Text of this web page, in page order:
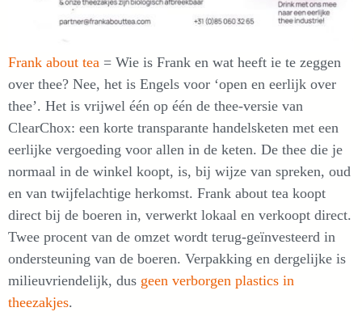
Frank about tea = Wie is Frank en wat heeft ie te zeggen
over thee? Nee, het is Engels voor ‘open en eerlijk over
thee’. Het is vrijwel één op één de thee-versie van
ClearChox: een korte transparante handelsketen met een
eerlijke vergoeding voor allen in de keten. De thee die je
normaal in de winkel koopt, is, bij wijze van spreken, oud
en van twijfelachtige herkomst. Frank about tea koopt
direct bij de boeren in, verwerkt lokaal en verkoopt direct.
Twee procent van de omzet wordt terug-geïnvesteerd in
ondersteuning van de boeren. Verpakking en dergelijke is
milieuvriendelijk, dus geen verborgen plastics in
theezakjes.